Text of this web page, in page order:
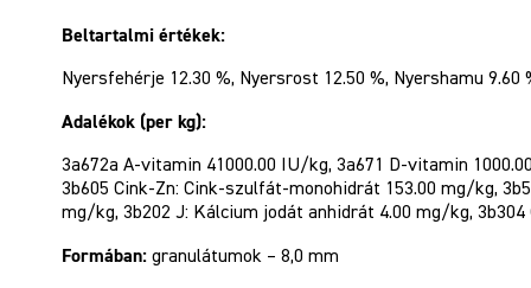
Beltartalmi értékek:
Nyersfehérje 12.30 %, Nyersrost 12.50 %, Nyershamu
Adalékok (per kg):
3a672a A-vitamin 41000.00 IU/kg, 3a671 D-vitamin
3b605 Cink-Zn: Cink-szulfát-monohidrát 153.00 mg/kg,
mg/kg, 3b202 J: Kálcium jodát anhidrát 4.00 mg/kg,
Formában: granulátumok – 8,0 mm